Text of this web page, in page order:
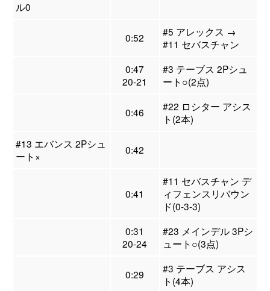
ル0
0:52
#5 アレックス →
#11 セバスチャン
0:47
20-21
#3 テーブス 2Pシュ
ート○(2点)
0:46
#22 ロシター アシス
ト(2本)
#13 エバンス 2Pシュ
ート×
0:42
0:41
#11 セバスチャン デ
ィフェンスリバウン
ド(0-3-3)
0:31
20-24
#23 メインデル 3Pシ
ュート○(3点)
0:29
#3 テーブス アシス
ト(4本)